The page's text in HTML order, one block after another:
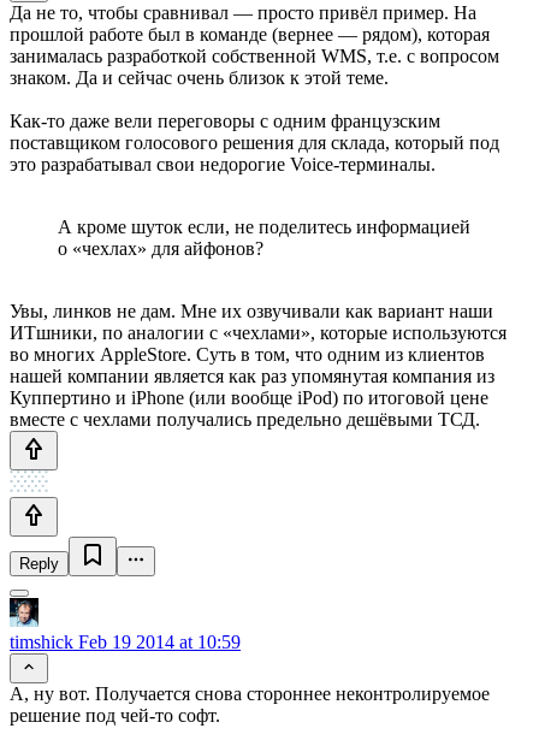
Да не то, чтобы сравнивал — просто привёл пример. На
прошлой работе был в команде (вернее — рядом), которая
занималась разработкой собственной WMS, т.е. с вопросом
знаком. Да и сейчас очень близок к этой теме.
Как-то даже вели переговоры с одним французским
поставщиком голосового решения для склада, который под
это разрабатывал свои недорогие Voice-терминалы.
А кроме шуток если, не поделитесь информацией
о «чехлах» для айфонов?
Увы, линков не дам. Мне их озвучивали как вариант наши
ИТшники, по аналогии с «чехлами», которые используются
во многих AppleStore. Суть в том, что одним из клиентов
нашей компании является как раз упомянутая компания из
Куппертино и iPhone (или вообще iPod) по итоговой цене
вместе с чехлами получались предельно дешёвыми ТСД.
Reply
timshick Feb 19 2014 at 10:59
А, ну вот. Получается снова стороннее неконтролируемое
решение под чей-то софт.